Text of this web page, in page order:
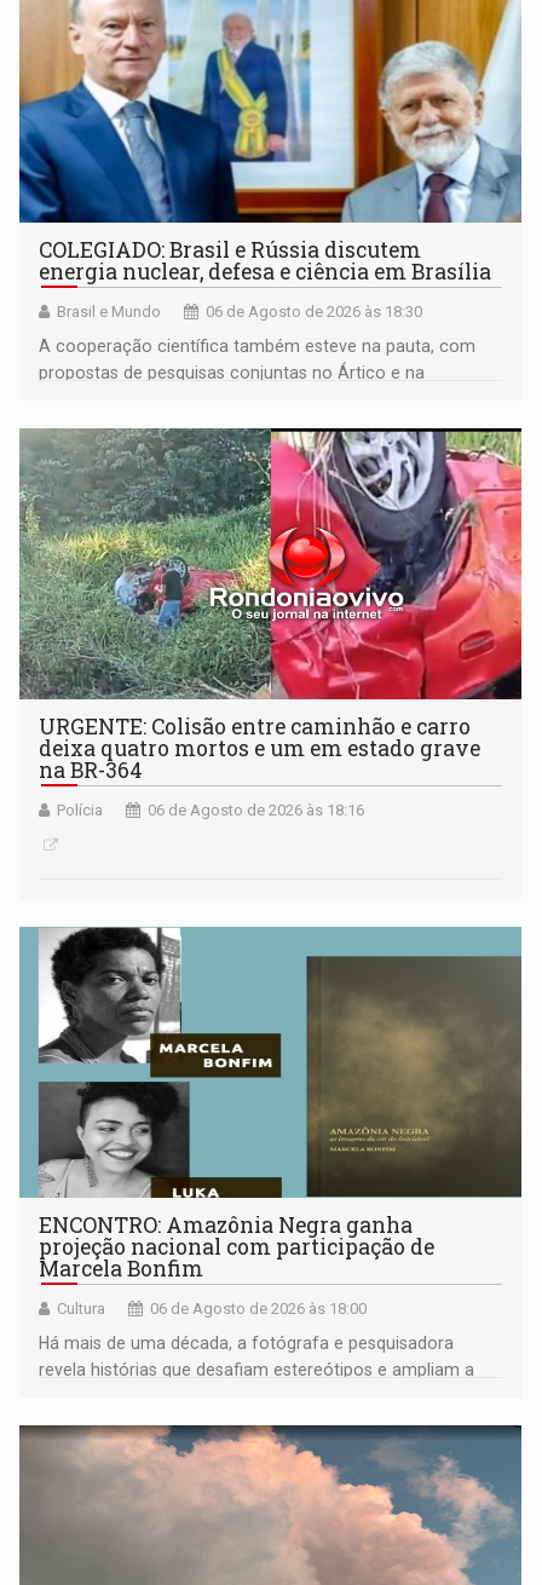
COLEGIADO: Brasil e Rússia discutem
energia nuclear, defesa e ciência em Brasília
Brasil e Mundo 06 de Agosto de 2026 às 18:30
A cooperação científica também esteve na pauta, com
propostas de pesquisas conjuntas no Ártico e na
URGENTE: Colisão entre caminhão e carro
deixa quatro mortos e um em estado grave
na BR-364
Polícia 06 de Agosto de 2026 às 18:16
ENCONTRO: Amazônia Negra ganha
projeção nacional com participação de
Marcela Bonfim
Cultura 06 de Agosto de 2026 às 18:00
Há mais de uma década, a fotógrafa e pesquisadora
revela histórias que desafiam estereótipos e ampliam a
negras